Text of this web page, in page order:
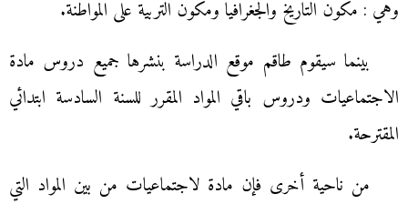
وهي : مكون التاريخ والجغرافيا ومكون التربية على المواطنة.
بينما سيقوم طاقم موقع الدراسة بنشرها جميع دروس مادة
الاجتماعيات ودروس باقي المواد المقرر للسنة السادسة ابتدائي
المقترحة.
من ناحية أخرى فإن مادة لاجتماعيات من بين المواد التي